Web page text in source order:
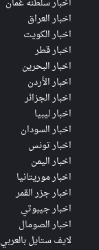
اخبار العراق
اخبار الكويت
اخبار قطر
اخبار البحرين
اخبار الأردن
اخبار الجزائر
اخبار ليبيا
اخبار السودان
اخبار تونس
اخبار اليمن
اخبار موريتانيا
اخبار جزر القمر
اخبار جيبوتي
اخبار الصومال
لايف ستايل بالعربي